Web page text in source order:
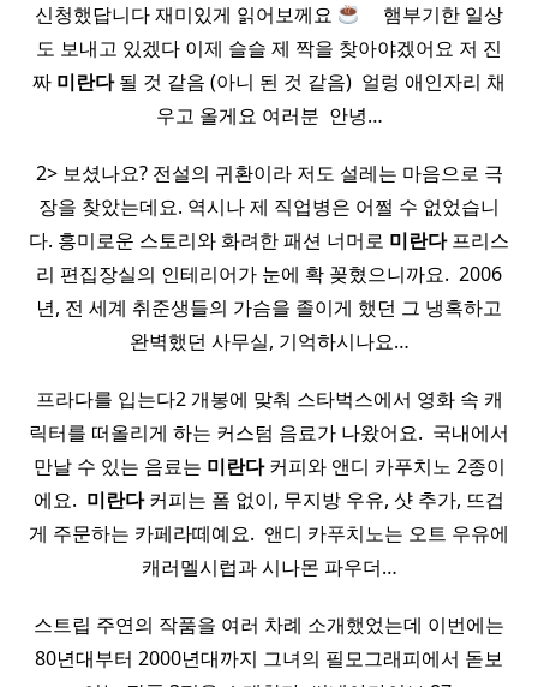
신청했답니다 재미있게 읽어보께요
​ ​ ​ ​ 햄부기한 일상
도 보내고 있겠다 이제 슬슬 제 짝을 찾아야겠어요 저 진
짜 미란다될 것 같음 (아니 된 것 같음) ​ 얼렁 애인자리 채
우고 올게요 여러분 ​ 안녕…
2> 보셨나요? 전설의 귀환이라 저도 설레는 마음으로 극
장을 찾았는데요. 역시나 제 직업병은 어쩔 수 없었습니
다. 흥미로운 스토리와 화려한 패션 너머로 미란다프리스
리 편집장실의 인테리어가 눈에 확 꽂혔으니까요. ​ 2006
년, 전 세계 취준생들의 가슴을 졸이게 했던 그 냉혹하고
완벽했던 사무실, 기억하시나요…
프라다를 입는다2 개봉에 맞춰 스타벅스에서 영화 속 캐
릭터를 떠올리게 하는 커스텀 음료가 나왔어요. ​ 국내에서
만날 수 있는 음료는 미란다커피와 앤디 카푸치노 2종이
에요. ​ 미란다커피는 폼 없이, 무지방 우유, 샷 추가, 뜨겁
게 주문하는 카페라떼예요. ​ 앤디 카푸치노는 오트 우유에
캐러멜시럽과 시나몬 파우더…
스트립 주연의 작품을 여러 차례 소개했었는데 이번에는
80년대부터 2000년대까지 그녀의 필모그래피에서 돋보